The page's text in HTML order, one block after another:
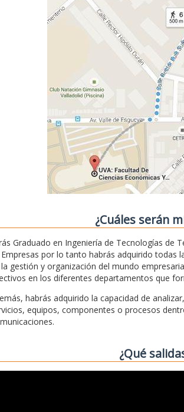
¿Cuáles serán
Graduado en Ingeniería de Tecnologías de
por lo tanto habrás adquirido todas
gestión y organización del mundo
en los diferentes departamentos que
habrás adquirido la capacidad de
equipos, componentes o procesos
¿Qué